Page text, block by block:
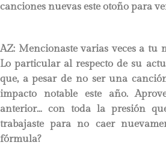
canciones nuevas este otoño para
AZ: Mencionaste varias veces a tu
Lo particular al respecto de su
que, a pesar de no ser una
impacto notable este año.
anterior… con toda la presión
trabajaste para no caer
fórmula?